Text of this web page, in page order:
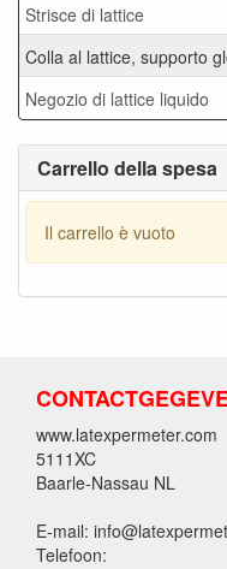
Strisce di lattice
Colla al lattice, supporto
Negozio di lattice liquido
Carrello della spesa
Il carrello è vuoto
www.latexpermeter.com
5111XC
Baarle-Nassau NL
E-mail:
Telefoon: